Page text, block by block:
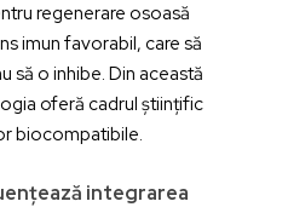
regenerare osoasă
imun favorabil, care să
să o inhibe. Din această
oferă cadrul științific
biocompatibile.
integrarea